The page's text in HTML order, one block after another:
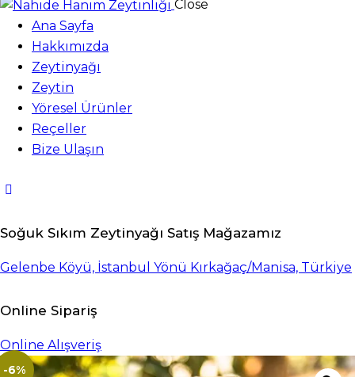
Close
Ana Sayfa
Hakkımızda
Zeytinyağı
Zeytin
Yöresel Ürünler
Reçeller
Bize Ulaşın
Soğuk Sıkım Zeytinyağı Satış Mağazamız
Gelenbe Köyü, İstanbul Yönü Kırkağaç/Manisa, Türkiye
Online Sipariş
Online Alışveriş
-6%